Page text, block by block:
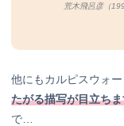
荒木飛呂彦（
他にもカルピスウォー
たがる描写が目立ち
で…